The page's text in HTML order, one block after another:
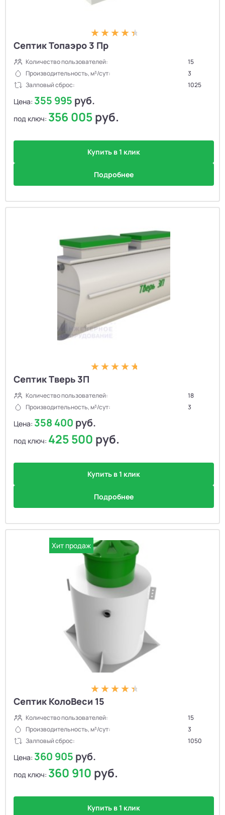
Септик Топаэро 3 Пр
Количество пользователей:
15
Производительность, м³/сут:
3
Залповый сброс:
1025
Цена: 355 995 руб.
под ключ: 356 005руб.
Купить в 1 клик
Подробнее
Септик Тверь 3П
Количество пользователей:
18
Производительность, м³/сут:
3
Цена: 358 400 руб.
под ключ: 425 500 руб.
Купить в 1 клик
Подробнее
Хит продаж
Септик КолоВеси 15
Количество пользователей:
15
Производительность, м³/сут:
3
Залповый сброс:
1050
Цена: 360 905 руб.
под ключ: 360 910 руб.
Купить в 1 клик